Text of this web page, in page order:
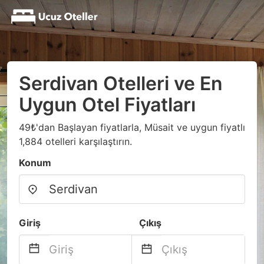
Serdivan Otelleri ve En
Uygun Otel Fiyatları
49₺'dan Başlayan fiyatlarla, Müsait ve uygun fiyatlı
1,884 otelleri karşılaştırın.
Konum
Giriş Çıkış